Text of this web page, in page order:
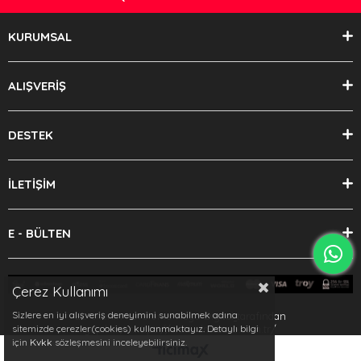
KURUMSAL
ALIŞVERİŞ
DESTEK
İLETİŞİM
E - BÜLTEN
Bu sitenin kurulumuKeyo Digital
tarafından
yapılmıştır.https://www.dmsauto.com.tr/
Çerez Kullanımı
Sizlere en iyi alışveriş deneyimini sunabilmek adına
sitemizde çerezler(cookies) kullanmaktayız. Detaylı bilgi
için Kvkk sözleşmesini inceleyebilirsiniz.